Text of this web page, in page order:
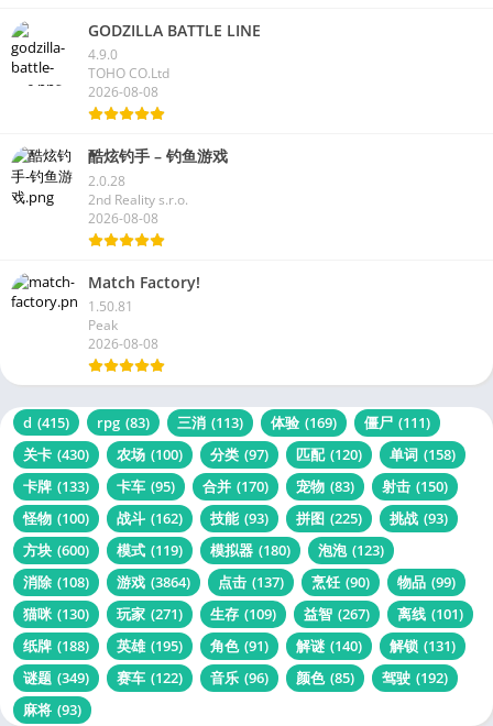
GODZILLA BATTLE LINE
4.9.0
TOHO CO.Ltd
2026-08-08
酷炫钓手 – 钓鱼游戏
2.0.28
2nd Reality s.r.o.
2026-08-08
Match Factory!
1.50.81
Peak
2026-08-08
d (415) rpg (83) 三消 (113) 体验 (169) 僵尸 (111)
关卡 (430) 农场 (100) 分类 (97) 匹配 (120) 单词 (158)
卡牌 (133) 卡车 (95) 合并 (170) 宠物 (83) 射击 (150)
怪物 (100) 战斗 (162) 技能 (93) 拼图 (225) 挑战 (93)
方块 (600) 模式 (119) 模拟器 (180) 泡泡 (123)
消除 (108) 游戏 (3864) 点击 (137) 烹饪 (90) 物品 (99)
猫咪 (130) 玩家 (271) 生存 (109) 益智 (267) 离线 (101)
纸牌 (188) 英雄 (195) 角色 (91) 解谜 (140) 解锁 (131)
谜题 (349) 赛车 (122) 音乐 (96) 颜色 (85) 驾驶 (192)
麻将 (93)